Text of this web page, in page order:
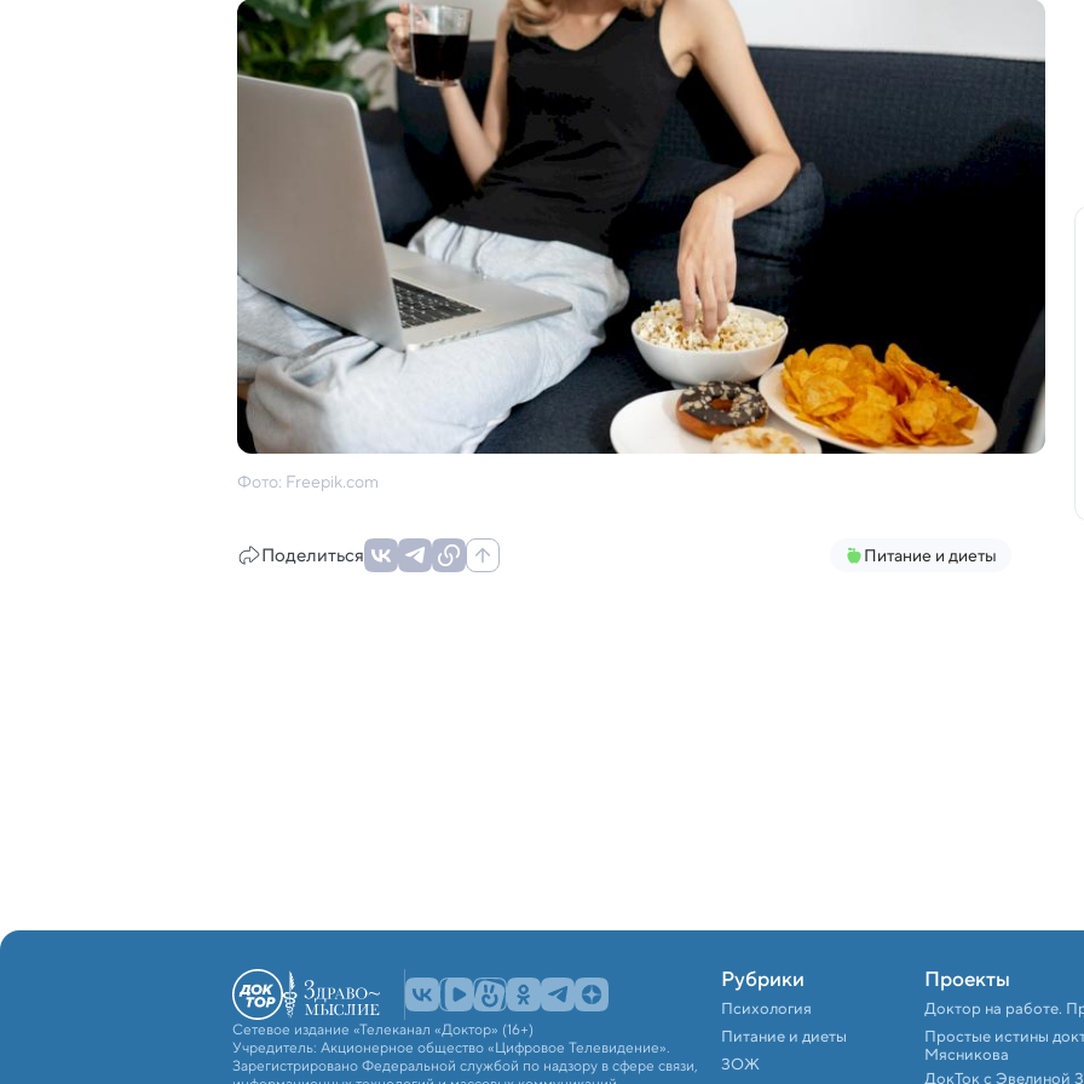
Фото: Freepik.com
Поделиться Питание и диеты
Сетевое издание «Телеканал «Доктор» (16+)
Учредитель: Акционерное общество «Цифровое Телевидение».
Зарегистрировано Федеральной службой по надзору в сфере связи,
Рубрики
Психология
Питание и диеты
ЗОЖ
Проекты
Доктор на работе.
Простые истины
Мясникова
ДокТок с Эвелиной